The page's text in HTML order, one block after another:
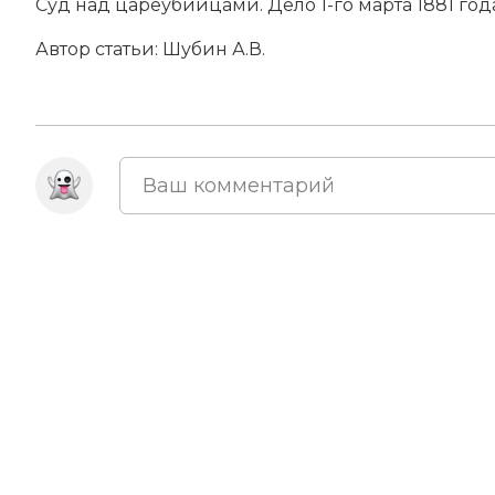
Суд над цареубийцами. Дело 1-го марта 1881
Автор статьи: Шубин А.В.